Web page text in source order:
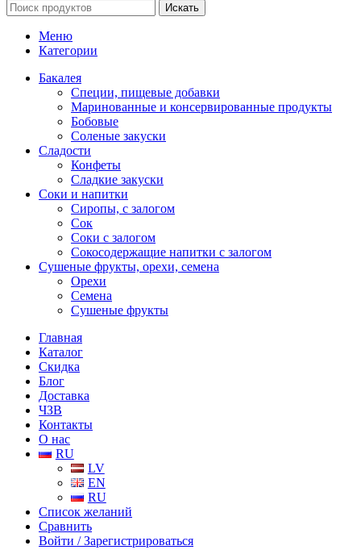
Искать
Меню
Категории
Бакалея
Специи, пищевые добавки
Маринованные и консервированные продукты
Бобовые
Соленые закуски
Сладости
Конфеты
Сладкие закуски
Соки и напитки
Сиропы, с залогом
Сок
Соки с залогом
Сокосодержащие напитки с залогом
Сушеные фрукты, орехи, семена
Орехи
Семена
Сушеные фрукты
Главная
Каталог
Скидка
Блог
Доставка
ЧЗВ
Контакты
О нас
RU
LV
EN
RU
Список желаний
Сравнить
Войти / Зарегистрироваться